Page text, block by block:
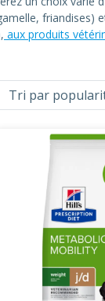
friandises)
aux produits